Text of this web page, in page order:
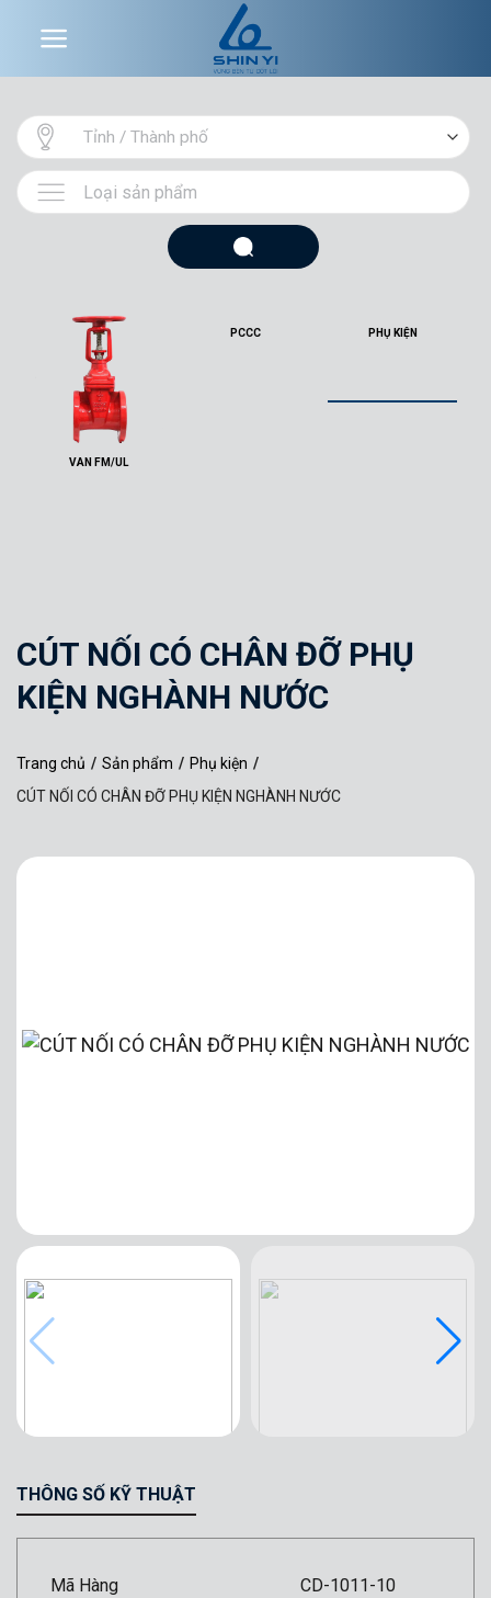
VAN FM/UL
PCCC PHỤ KIỆN
CÚT NỐI CÓ CHÂN ĐỠ PHỤ
KIỆN NGHÀNH NƯỚC
Trang chủ / Sản phẩm / Phụ kiện /
CÚT NỐI CÓ CHÂN ĐỠ PHỤ KIỆN NGHÀNH NƯỚC
THÔNG SỐ KỸ THUẬT
Mã Hàng
CD-1011-10